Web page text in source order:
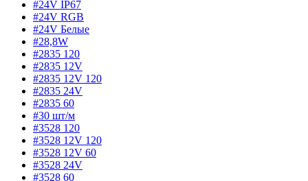
#24V IP67
#24V RGB
#24V Белые
#28,8W
#2835 120
#2835 12V
#2835 12V 120
#2835 24V
#2835 60
#30 шт/м
#3528 120
#3528 12V 120
#3528 12V 60
#3528 24V
#3528 60